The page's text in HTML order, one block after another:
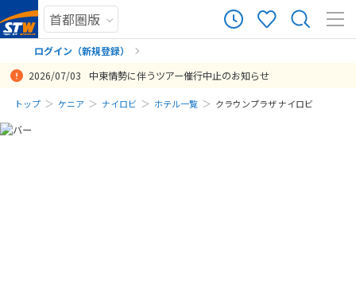
ログイン（新規登録）
まだ履歴がありません
2026/07/03 中東情勢に伴うツアー催行中止のお知らせ
トップ ケニア ナイロビ ホテル一覧 クラウンプラザ ナイロビ